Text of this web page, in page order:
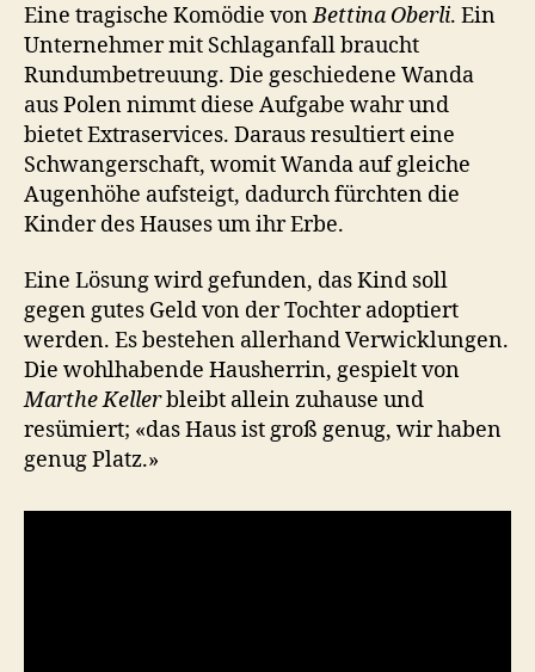
Eine tragische Komödie vonBettina Oberli. Ein
Unternehmer mit Schlaganfall braucht
Rundumbetreuung. Die geschiedene Wanda
aus Polen nimmt diese Aufgabe wahr und
bietet Extraservices. Daraus resultiert eine
Schwangerschaft, womit Wanda auf gleiche
Augenhöhe aufsteigt, dadurch fürchten die
Kinder des Hauses um ihr Erbe.
Eine Lösung wird gefunden, das Kind soll
gegen gutes Geld von der Tochter adoptiert
werden. Es bestehen allerhand Verwicklungen.
Die wohlhabende Hausherrin, gespielt von
Marthe Kellerbleibt allein zuhause und
resümiert; «das Haus ist groß genug, wir haben
genug Platz.»